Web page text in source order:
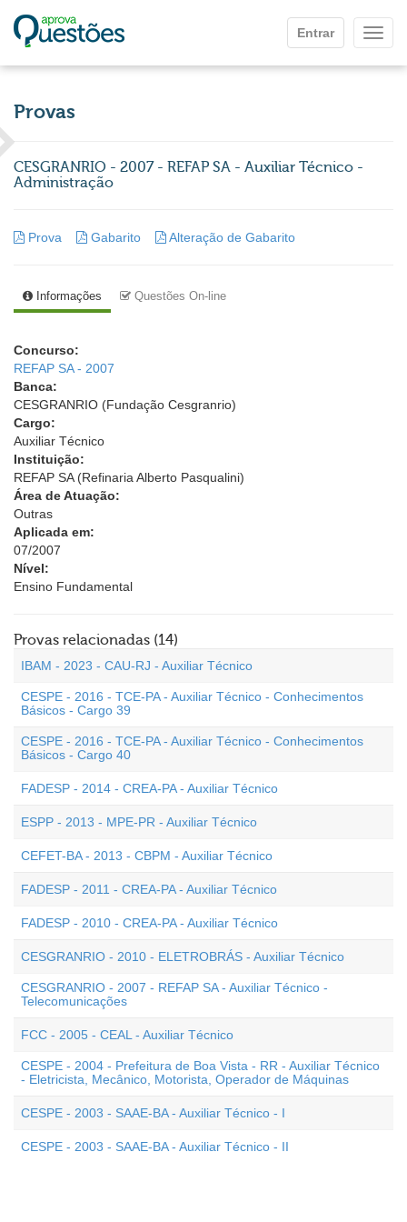
Entrar
Provas
CESGRANRIO - 2007 - REFAP SA - Auxiliar Técnico -
Administração
Prova Gabarito Alteração de Gabarito
Informações Questões On-line
Concurso:
REFAP SA - 2007
Banca:
CESGRANRIO (Fundação Cesgranrio)
Cargo:
Auxiliar Técnico
Instituição:
REFAP SA (Refinaria Alberto Pasqualini)
Área de Atuação:
Outras
Aplicada em:
07/2007
Nível:
Ensino Fundamental
Provas relacionadas (14)
IBAM - 2023 - CAU-RJ - Auxiliar Técnico
CESPE - 2016 - TCE-PA - Auxiliar Técnico - Conhecimentos
Básicos - Cargo 39
CESPE - 2016 - TCE-PA - Auxiliar Técnico - Conhecimentos
Básicos - Cargo 40
FADESP - 2014 - CREA-PA - Auxiliar Técnico
ESPP - 2013 - MPE-PR - Auxiliar Técnico
CEFET-BA - 2013 - CBPM - Auxiliar Técnico
FADESP - 2011 - CREA-PA - Auxiliar Técnico
FADESP - 2010 - CREA-PA - Auxiliar Técnico
CESGRANRIO - 2010 - ELETROBRÁS - Auxiliar Técnico
CESGRANRIO - 2007 - REFAP SA - Auxiliar Técnico -
Telecomunicações
FCC - 2005 - CEAL - Auxiliar Técnico
CESPE - 2004 - Prefeitura de Boa Vista - RR - Auxiliar Técnico
- Eletricista, Mecânico, Motorista, Operador de Máquinas
CESPE - 2003 - SAAE-BA - Auxiliar Técnico - I
CESPE - 2003 - SAAE-BA - Auxiliar Técnico - II